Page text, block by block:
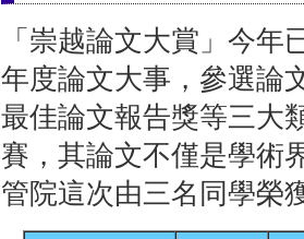
「崇越論文大賞」今
年度論文大事，參選論
最佳論文報告獎等三大
賽，其論文不僅是學術
管院這次由三名同學榮